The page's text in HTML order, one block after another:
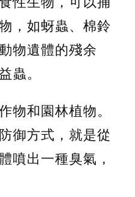
，如蚜蟲、棉鈴
物遺體的殘余
蟲。
物和園林植物。
御方式，就是從
噴出一種臭氣，